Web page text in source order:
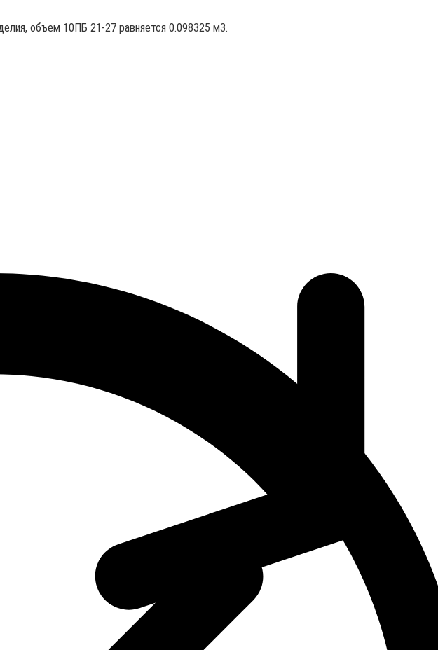
объем 10ПБ 21-27 равняется 0.098325 м3.